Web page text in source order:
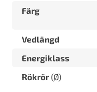
Färg
Vedlängd
Energiklass
Rökrör (Ø)